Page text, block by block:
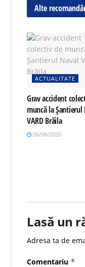
Alte
ACTUALITATE
Grav accident
muncă la Șantierul
VARD Brăila
06/08/2026
Lasă un
Adresa ta de
Comentariu *